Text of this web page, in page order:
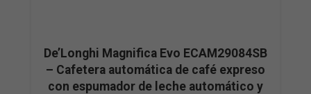
De’Longhi Magnifica Evo ECAM29084SB
– Cafetera automática de café expreso
con espumador de leche automático y